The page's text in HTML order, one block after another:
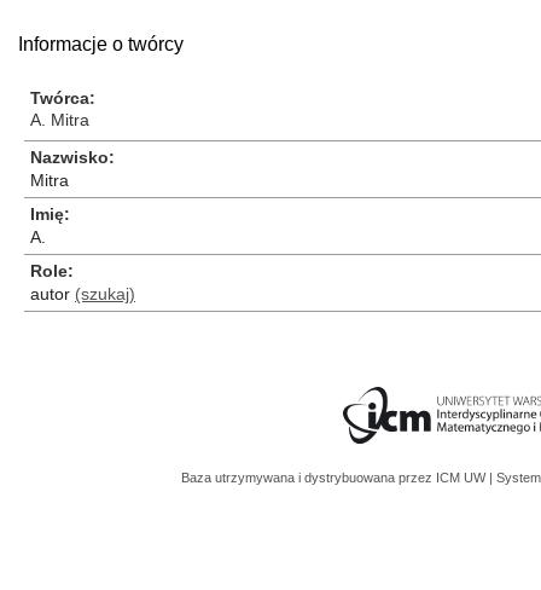
Informacje o twórcy
Twórca
A. Mitra
Nazwisko
Mitra
Imię
A.
Role
autor (szukaj)
Baza utrzymywana i dystrybuowana przez ICM UW |